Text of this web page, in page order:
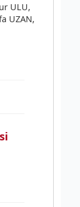
ULU,
UZAN,